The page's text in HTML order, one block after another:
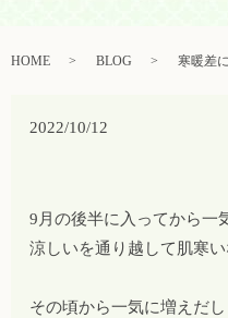
HOME BLOG 寒暖差
2022/10/12
9月の後半に入ってから一
涼しいを通り越して肌寒
その頃から一気に増えだし